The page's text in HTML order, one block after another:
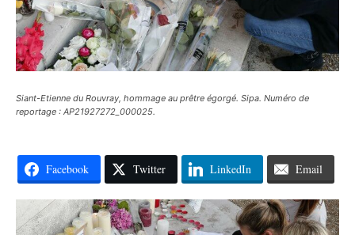
Siant-Etienne du Rouvray, hommage au prêtre égorgé. Sipa. Numéro de
reportage : AP21927272_000025.
Facebook Twitter LinkedIn Email